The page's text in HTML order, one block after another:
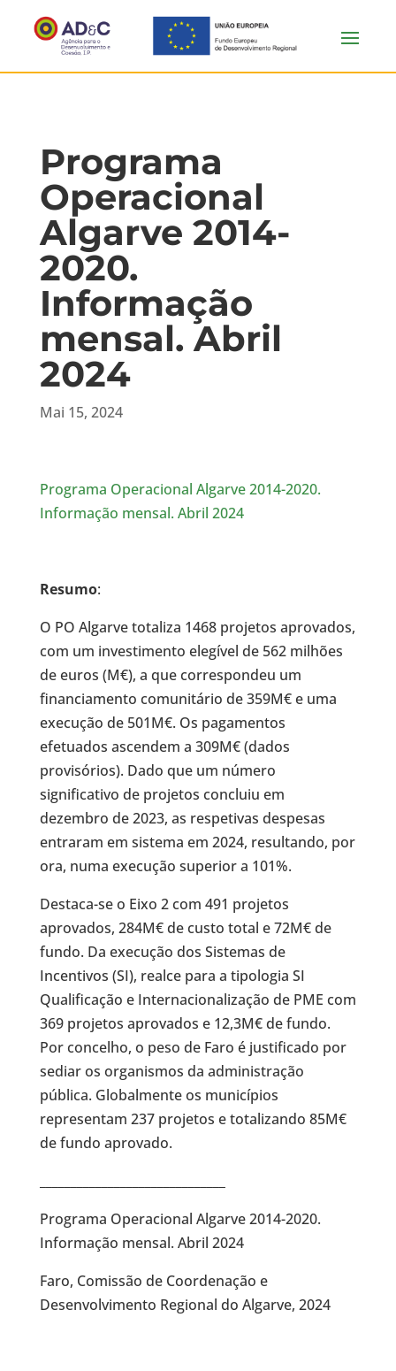
Programa
Operacional
Algarve 2014-
2020.
Informação
mensal. Abril
2024
Mai 15, 2024
Programa Operacional Algarve 2014-2020.
Informação mensal. Abril 2024
Resumo:
O PO Algarve totaliza 1468 projetos aprovados,
com um investimento elegível de 562 milhões
de euros (M€), a que correspondeu um
financiamento comunitário de 359M€ e uma
execução de 501M€. Os pagamentos
efetuados ascendem a 309M€ (dados
provisórios). Dado que um número
significativo de projetos concluiu em
dezembro de 2023, as respetivas despesas
entraram em sistema em 2024, resultando, por
ora, numa execução superior a 101%.
Destaca-se o Eixo 2 com 491 projetos
aprovados, 284M€ de custo total e 72M€ de
fundo. Da execução dos Sistemas de
Incentivos (SI), realce para a tipologia SI
Qualificação e Internacionalização de PME com
369 projetos aprovados e 12,3M€ de fundo.
Por concelho, o peso de Faro é justificado por
sediar os organismos da administração
pública. Globalmente os municípios
representam 237 projetos e totalizando 85M€
de fundo aprovado.
Programa Operacional Algarve 2014-2020.
Informação mensal. Abril 2024
Faro, Comissão de Coordenação e
Desenvolvimento Regional do Algarve, 2024